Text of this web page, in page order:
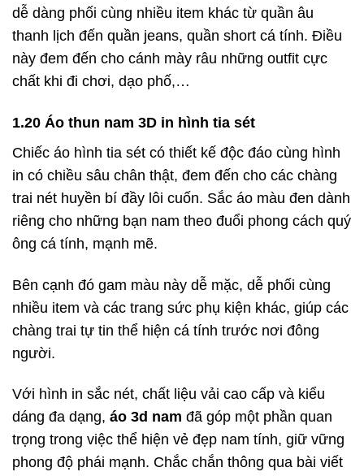
dễ dàng phối cùng nhiều item khác từ quần âu
thanh lịch đến quần jeans, quần short cá tính. Điều
này đem đến cho cánh mày râu những outfit cực
chất khi đi chơi, dạo phố,…
1.20 Áo thun nam 3D in hình tia sét
Chiếc áo hình tia sét có thiết kế độc đáo cùng hình
in có chiều sâu chân thật, đem đến cho các chàng
trai nét huyền bí đầy lôi cuốn. Sắc áo màu đen dành
riêng cho những bạn nam theo đuổi phong cách quý
ông cá tính, mạnh mẽ.
Bên cạnh đó gam màu này dễ mặc, dễ phối cùng
nhiều item và các trang sức phụ kiện khác, giúp các
chàng trai tự tin thể hiện cá tính trước nơi đông
người.
Với hình in sắc nét, chất liệu vải cao cấp và kiểu
dáng đa dạng, áo 3d nam đã góp một phần quan
trọng trong việc thể hiện vẻ đẹp nam tính, giữ vững
phong độ phái mạnh. Chắc chắn thông qua bài viết